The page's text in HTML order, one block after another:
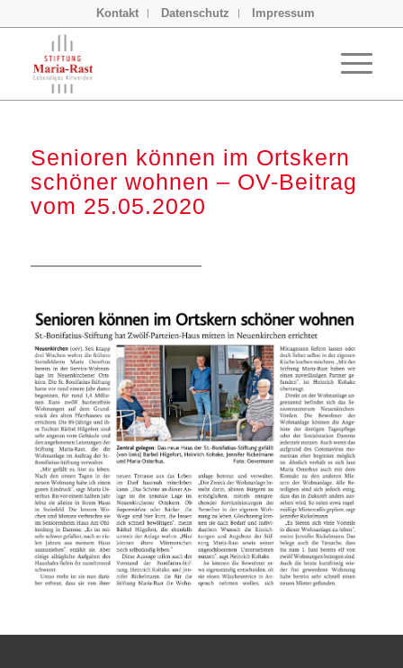
Kontakt Datenschutz Impressum
Senioren können im Ortskern
schöner wohnen – OV-Beitrag
vom 25.05.2020